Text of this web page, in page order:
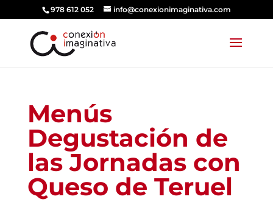
978 612 052 info@conexionimaginativa.com
Menús
Degustación de
las Jornadas con
Queso de Teruel